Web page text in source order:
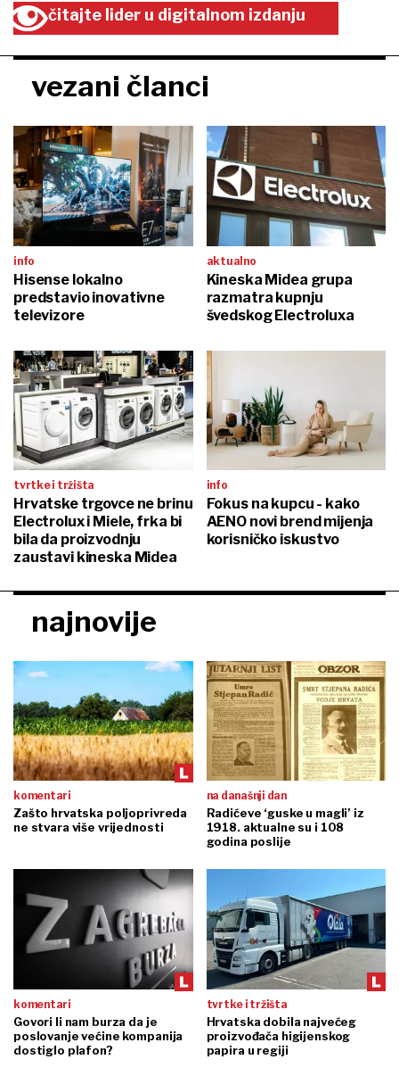
čitajte lider u digitalnom izdanju
vezani članci
info
Hisense lokalno
predstavio inovativne
televizore
aktualno
Kineska Midea grupa
razmatra kupnju
švedskog Electroluxa
tvrtke i tržišta
Hrvatske trgovce ne brinu
Electrolux i Miele, frka bi
bila da proizvodnju
zaustavi kineska Midea
info
Fokus na kupcu - kako
AENO novi brend mijenja
korisničko iskustvo
najnovije
komentari
Zašto hrvatska poljoprivreda
ne stvara više vrijednosti
na današnji dan
Radićeve ‘guske u magli’ iz
1918. aktualne su i 108
godina poslije
komentari
Govori li nam burza da je
poslovanje većine kompanija
dostiglo plafon?
tvrtke i tržišta
Hrvatska dobila najvećeg
proizvođača higijenskog
papira u regiji